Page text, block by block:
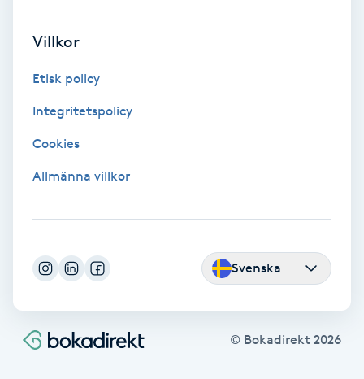
Volymfransar
Vårtor
Yin Yoga
Yogamassage
Z
Zonterapi
Villkor
Etisk policy
Integritetspolicy
Cookies
Allmänna villkor
Svenska
© Bokadirekt 2026